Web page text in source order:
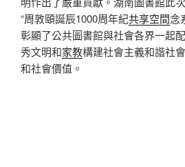
“周敦頤誕辰1000周年紀共享空間念
彰顯了公共圖書館與社會各界一起
秀文明和家教構建社會主義和諧社
和社會價值。